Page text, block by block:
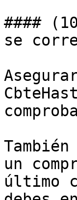
####
se
un
último